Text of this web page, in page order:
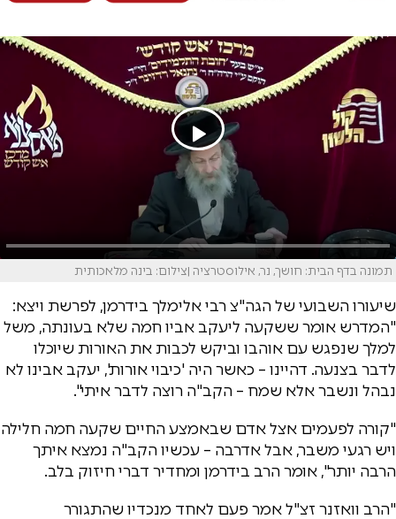
תמונה בדף הבית: חושך, נר, אילוסטרציה |צילום: בינה מלאכותית
שיעורו השבועי של הגה"צ רבי אלימלך בידרמן, לפרשת ויצא:
"המדרש אומר ששקעה ליעקב אביו חמה שלא בעונתה, משל
למלך שנפגש עם אוהבו וביקש לכבות את האורות שיוכלו
לדבר בצנעה. דהיינו – כאשר היה 'כיבוי אורות', יעקב אבינו לא
נבהל ונשבר אלא שמח – הקב"ה רוצה לדבר איתי".
"קורה לפעמים אצל אדם שבאמצע החיים שקעה חמה חלילה
ויש רגעי משבר, אבל אדרבה – עכשיו הקב"ה נמצא איתך
הרבה יותר", אומר הרב בידרמן ומחדיר דברי חיזוק בלב.
"הרב וואזנר זצ"ל אמר פעם לאחד מנכדיו שהתגורר